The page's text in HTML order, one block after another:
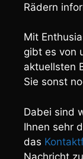
Rädern
Mit
gibt es von
aktuellsten
Sie sonst
Dabei sind
Ihnen sehr
das
Nachricht